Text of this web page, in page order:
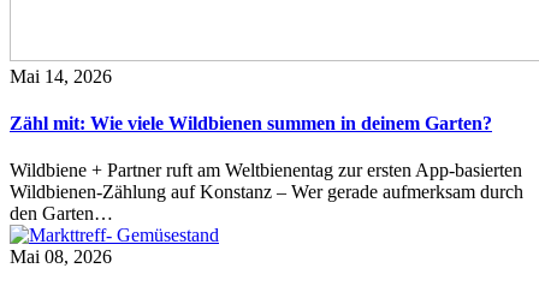
Mai 14, 2026
Zähl mit: Wie viele Wildbienen summen in deinem Garten?
Wildbiene + Partner ruft am Weltbienentag zur ersten App-basierten
Wildbienen-Zählung auf Konstanz – Wer gerade aufmerksam durch
den Garten…
Mai 08, 2026